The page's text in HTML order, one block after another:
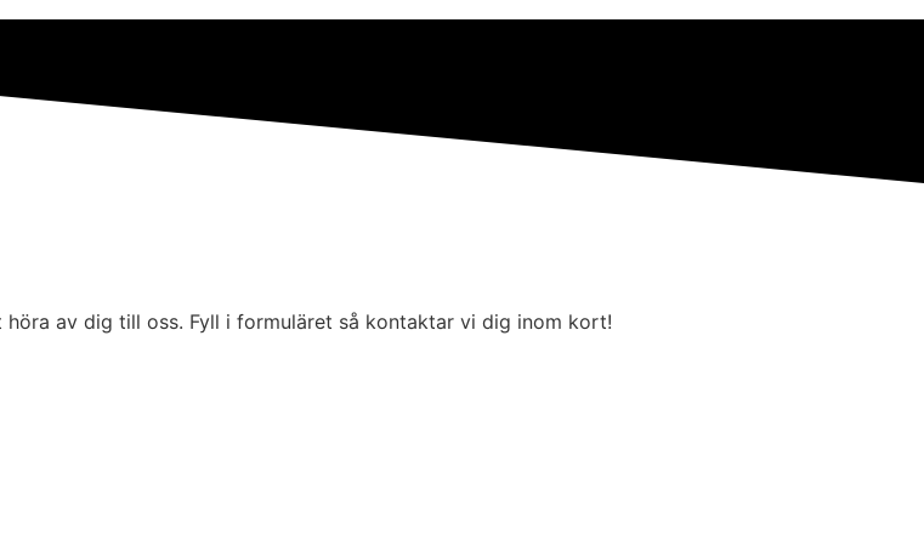
av dig till oss. Fyll i formuläret så kontaktar vi dig inom kort!